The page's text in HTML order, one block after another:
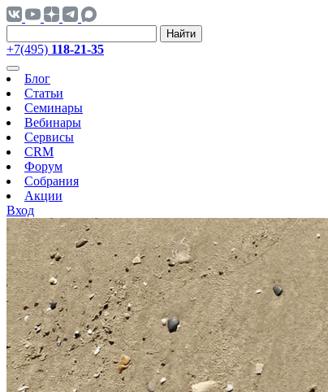
Найти
+7(495) 118-21-35
Блог
Статьи
Семинары
Вебинары
Сервисы
CRM
Форум
Собрания
Акции
Вход